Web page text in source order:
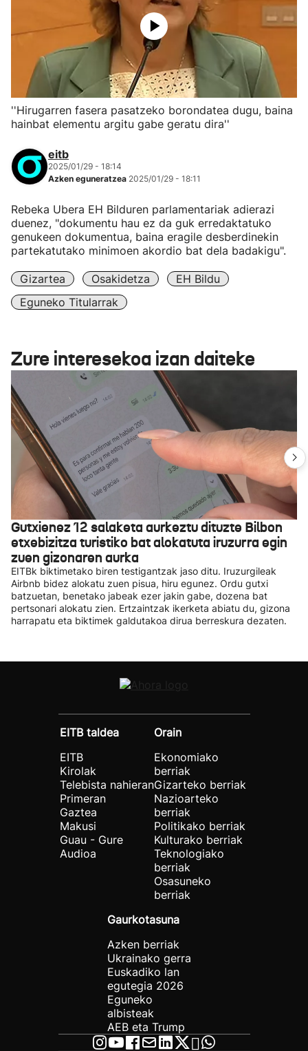
''Hirugarren fasera pasatzeko borondatea dugu, baina
hainbat elementu argitu gabe geratu dira''
eitb
2025/01/29 - 18:14
Azken eguneratzea 2025/01/29 - 18:11
Rebeka Ubera EH Bilduren parlamentariak adierazi
duenez, "dokumentu hau ez da guk erredaktatuko
genukeen dokumentua, baina eragile desberdinekin
partekatutako minimoen akordio bat dela badakigu".
Gizartea Osakidetza
EH Bildu
Eguneko Titularrak
Zure interesekoa izan daiteke
Gutxienez 12 salaketa aurkeztu dituzte Bilbon
etxebizitza turistiko bat alokatuta iruzurra egin
zuen gizonaren aurka
EITBk biktimetako biren testigantzak jaso ditu. Iruzurgileak
Airbnb bidez alokatu zuen pisua, hiru egunez. Ordu gutxi
batzuetan, benetako jabeak ezer jakin gabe, dozena bat
pertsonari alokatu zien. Ertzaintzak ikerketa abiatu du, gizona
harrapatu eta biktimek galdutakoa dirua berreskura dezaten.
EITB taldea
EITB
Kirolak
Telebista nahieran
Primeran
Gaztea
Makusi
Guau - Gure
Audioa
Orain
Ekonomiako
berriak
Gizarteko berriak
Nazioarteko
berriak
Politikako berriak
Kulturako berriak
Teknologiako
berriak
Osasuneko
berriak
Gaurkotasuna
Azken berriak
Ukrainako gerra
Euskadiko lan
egutegia 2026
Eguneko
albisteak
AEB eta Trump